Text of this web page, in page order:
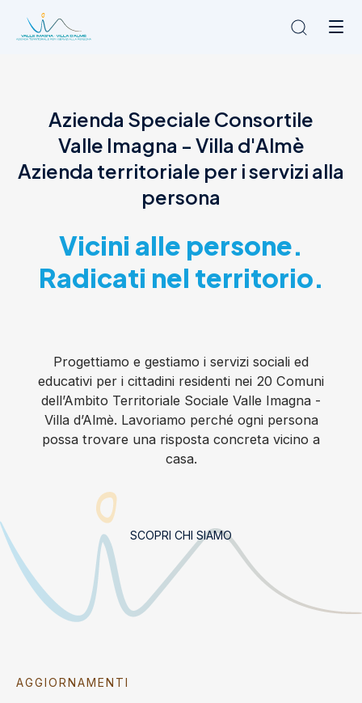
L'Ambito
Cosa facciamo
News
Amministrazione trasparente
Azienda Speciale Consortile
Valle Imagna - Villa d'Almè
Azienda territoriale per i servizi alla
persona
Vicini alle persone.
Radicati nel territorio.
Progettiamo e gestiamo i servizi sociali ed
educativi per i cittadini residenti nei 20 Comuni
dell’Ambito Territoriale Sociale Valle Imagna -
Villa d’Almè. Lavoriamo perché ogni persona
possa trovare una risposta concreta vicino a
casa.
SCOPRI CHI SIAMO
AGGIORNAMENTI